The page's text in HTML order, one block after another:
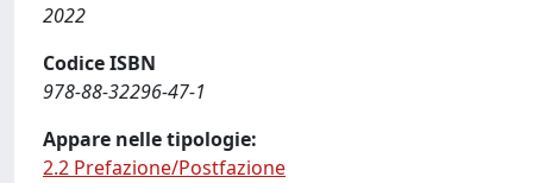
2022
Codice ISBN
978-88-32296-47-1
Appare nelle tipologie:
2.2 Prefazione/Postfazione